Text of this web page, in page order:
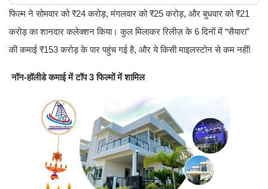
फिल्म ने सोमवार को ₹24 करोड़, मंगलवार को ₹25 करोड़, और बुधवार को ₹21
करोड़ का शानदार कलेक्शन किया। कुल मिलाकर रिलीज़ के 6 दिनों में “सैयारा”
की कमाई ₹153 करोड़ के पार पहुंच गई है, और ये किसी माइलस्टोन से कम नहीं!
नॉन-हॉलीडे कमाई में टॉप 3 फिल्मों में शामिल